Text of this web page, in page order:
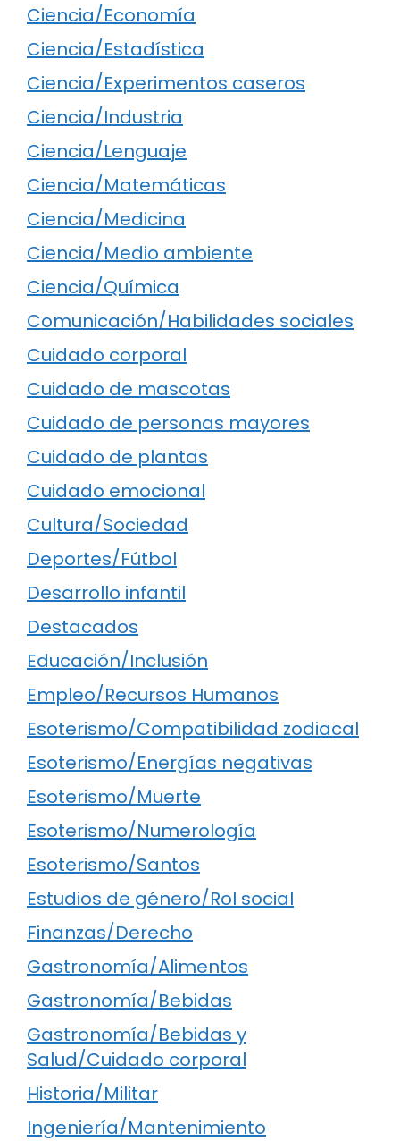
Ciencia/Economía
Ciencia/Estadística
Ciencia/Experimentos caseros
Ciencia/Industria
Ciencia/Lenguaje
Ciencia/Matemáticas
Ciencia/Medicina
Ciencia/Medio ambiente
Ciencia/Química
Comunicación/Habilidades sociales
Cuidado corporal
Cuidado de mascotas
Cuidado de personas mayores
Cuidado de plantas
Cuidado emocional
Cultura/Sociedad
Deportes/Fútbol
Desarrollo infantil
Destacados
Educación/Inclusión
Empleo/Recursos Humanos
Esoterismo/Compatibilidad zodiacal
Esoterismo/Energías negativas
Esoterismo/Muerte
Esoterismo/Numerología
Esoterismo/Santos
Estudios de género/Rol social
Finanzas/Derecho
Gastronomía/Alimentos
Gastronomía/Bebidas
Gastronomía/Bebidas y
Salud/Cuidado corporal
Historia/Militar
Ingeniería/Mantenimiento